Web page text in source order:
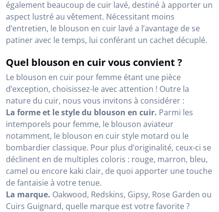
également beaucoup de cuir lavé, destiné à apporter un
aspect lustré au vêtement. Nécessitant moins
d’entretien, le blouson en cuir lavé a l’avantage de se
patiner avec le temps, lui conférant un cachet décuplé.
Quel blouson en cuir vous convient ?
Le blouson en cuir pour femme étant une pièce
d’exception, choisissez-le avec attention ! Outre la
nature du cuir, nous vous invitons à considérer :
La forme et le style du blouson en cuir. Parmi les
intemporels pour femme, le blouson aviateur
notamment, le blouson en cuir style motard ou le
bombardier classique. Pour plus d’originalité, ceux-ci se
déclinent en de multiples coloris : rouge, marron, bleu,
camel ou encore kaki clair, de quoi apporter une touche
de fantaisie à votre tenue.
La marque. Oakwood, Redskins, Gipsy, Rose Garden ou
Cuirs Guignard, quelle marque est votre favorite ?